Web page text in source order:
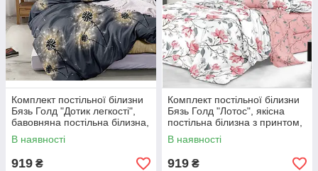
Комплект постільної білизни
Бязь Голд "Дотик легкості",
бавовняна постільна білизна,
Євро
В наявності
919 ₴
Комплект постільної білизни
Бязь Голд "Лотос", якісна
постільна білизна з принтом,
Євро
В наявності
919 ₴